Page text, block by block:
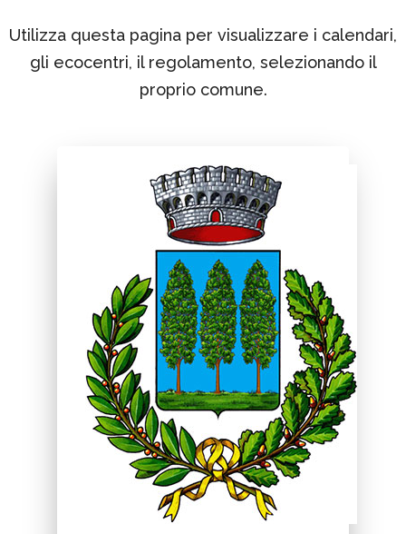
Utilizza questa pagina per visualizzare i calendari,
gli ecocentri, il regolamento, selezionando il
proprio comune.